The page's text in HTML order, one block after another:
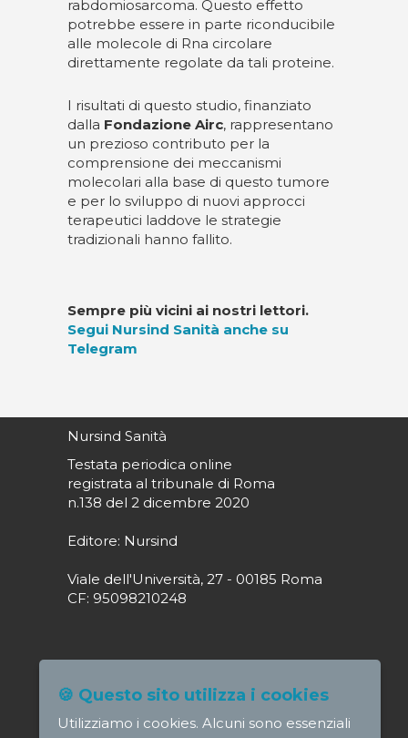
rabdomiosarcoma. Questo effetto
potrebbe essere in parte riconducibile
alle molecole di Rna circolare
direttamente regolate da tali proteine.
I risultati di questo studio, finanziato
dalla Fondazione Airc, rappresentano
un prezioso contributo per la
comprensione dei meccanismi
molecolari alla base di questo tumore
e per lo sviluppo di nuovi approcci
terapeutici laddove le strategie
tradizionali hanno fallito.
Sempre più vicini ai nostri lettori.
Segui Nursind Sanità anche su
Telegram
Nursind Sanità
Testata periodica online
registrata al tribunale di Roma
n.138 del 2 dicembre 2020
Editore: Nursind
Viale dell'Università, 27 - 00185 Roma
CF: 95098210248
Direttore responsabile: Paola Alagia
direttore@nursindsanita.it
🍪 Questo sito utilizza i cookies
Utilizziamo i cookies. Alcuni sono essenziali